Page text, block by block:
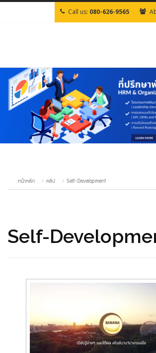
Call us: 080-626-9565
หน้าหลัก คลิป Self-Development
Self-